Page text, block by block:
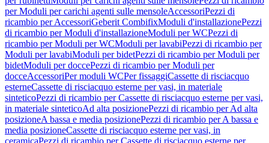
per Moduli per carichi agenti sulle mensoleAccessoriPezzi di
ricambio per AccessoriGeberit CombifixModuli d'installazionePezzi
di ricambio per Moduli d'installazioneModuli per WCPezzi di
ricambio per Moduli per WCModuli per lavabiPezzi di ricambio per
Moduli per lavabiModuli per bidetPezzi di ricambio per Moduli per
bidetModuli per doccePezzi di ricambio per Moduli per
docceAccessoriPer moduli WCPer fissaggiCassette di risciacquo
esterneCassette di risciacquo esterne per vasi, in materiale
sinteticoPezzi di ricambio per Cassette di risciacquo esterne per vasi,
in materiale sinteticoAd alta posizionePezzi di ricambio per Ad alta
posizioneA bassa e media posizionePezzi di ricambio per A bassa e
media posizioneCassette di risciacquo esterne per vasi, in
ceramicaPezzi di ricambio per Cassette di risciacquo esterne per